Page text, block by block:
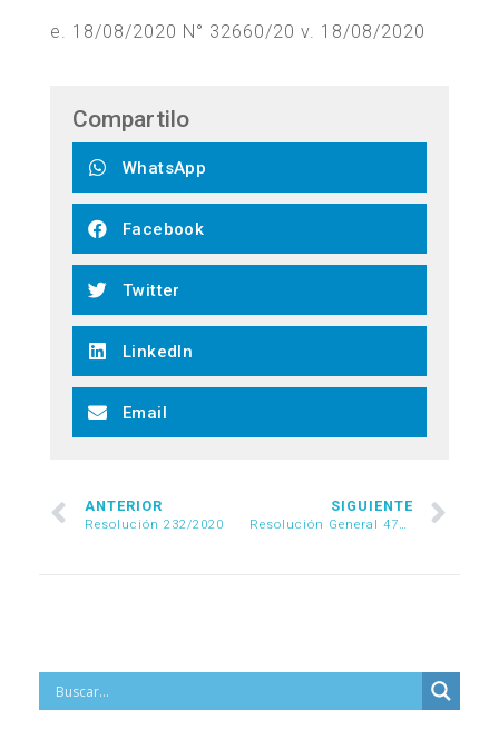
e. 18/08/2020 N° 32660/20 v. 18/08/2020
Compartilo
WhatsApp
Facebook
Twitter
LinkedIn
Email
ANTERIOR
Resolución 232/2020
SIGUIENTE
Resolución General 4793/2020